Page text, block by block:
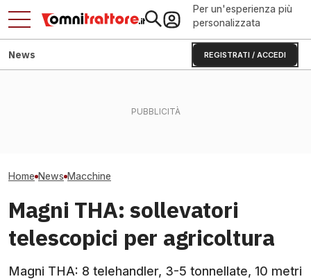
Per un'esperienza più
personalizzata
REGISTRATI / ACCEDI
News
Home News Macchine
Magni THA: sollevatori
telescopici per agricoltura
Magni THA: 8 telehandler, 3-5 tonnellate, 10 metri